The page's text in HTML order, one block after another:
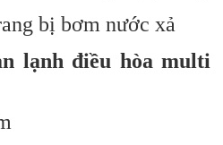
bị bơm nước xả
lạnh điều hòa multi